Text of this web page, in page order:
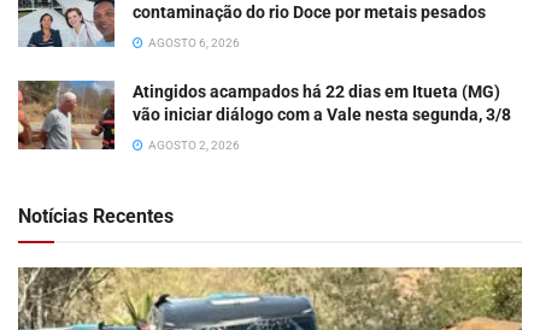
contaminação do rio Doce por metais pesados
AGOSTO 6, 2026
Atingidos acampados há 22 dias em Itueta (MG)
vão iniciar diálogo com a Vale nesta segunda, 3/8
AGOSTO 2, 2026
Notícias Recentes